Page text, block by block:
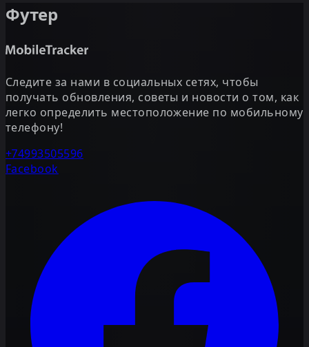
Футер
Следите за нами в социальных сетях, чтобы
получать обновления, советы и новости о том, как
легко определить местоположение по мобильному
телефону!
+74993505596
Facebook